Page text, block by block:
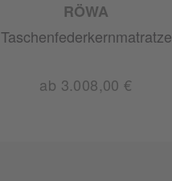
RÖWA
Taschenfederkernmatratze
ab 3.008,00 €